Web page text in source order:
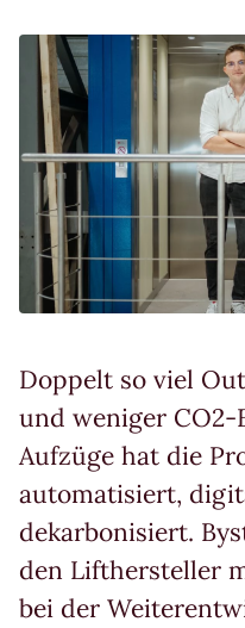
Doppelt so viel
und weniger CO2-
Aufzüge hat die
automatisiert,
dekarbonisiert.
den Lifthersteller
bei der